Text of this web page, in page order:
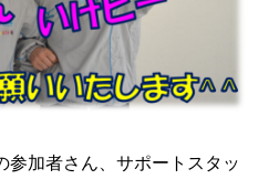
参加者さん、サポートスタッ